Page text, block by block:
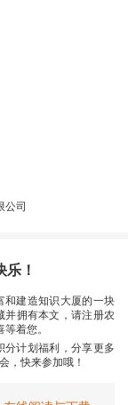
公司
！
和建造知识大厦的一块
并拥有本文，请注册农
着您。
分计划福利，分享更多
，快来参加哦！